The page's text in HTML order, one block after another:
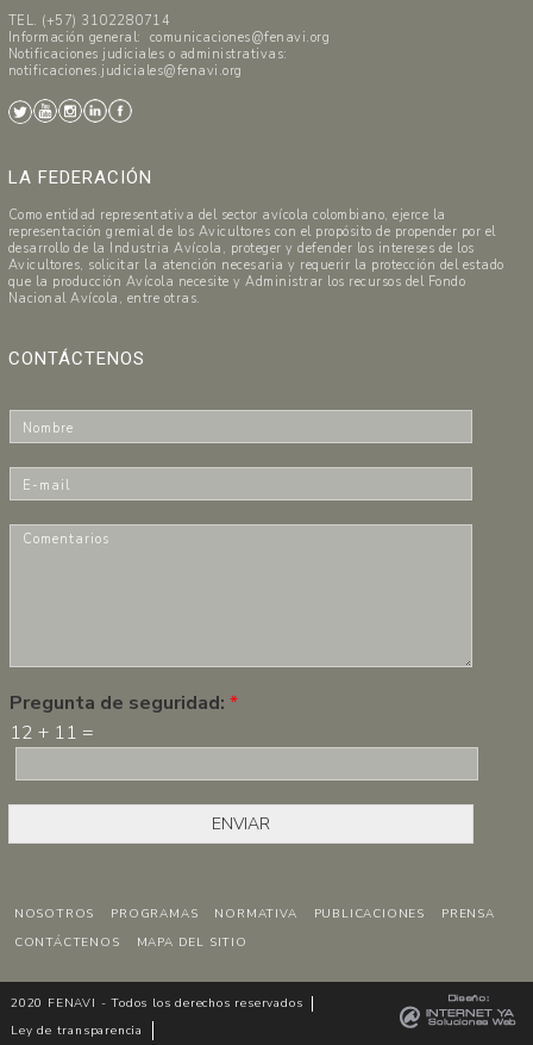
TEL. (+57) 3102280714
Información general: comunicaciones@fenavi.org
Notificaciones judiciales o administrativas:
notificaciones.judiciales@fenavi.org
LA FEDERACIÓN
Como entidad representativa del sector avícola colombiano, ejerce la
representación gremial de los Avicultores con el propósito de propender por el
desarrollo de la Industria Avícola, proteger y defender los intereses de los
Avicultores, solicitar la atención necesaria y requerir la protección del estado
que la producción Avícola necesite y Administrar los recursos del Fondo
Nacional Avícola, entre otras.
CONTÁCTENOS
o
m
-
m
r
i
o
s
Pregunta de seguridad: *
12 + 11 =
ENVIAR
NOSOTROS PROGRAMAS NORMATIVA PUBLICACIONES
PRENSA
CONTÁCTENOS
MAPA DEL SITIO
2020 FENAVI - Todos los derechos reservados
Ley de transparencia